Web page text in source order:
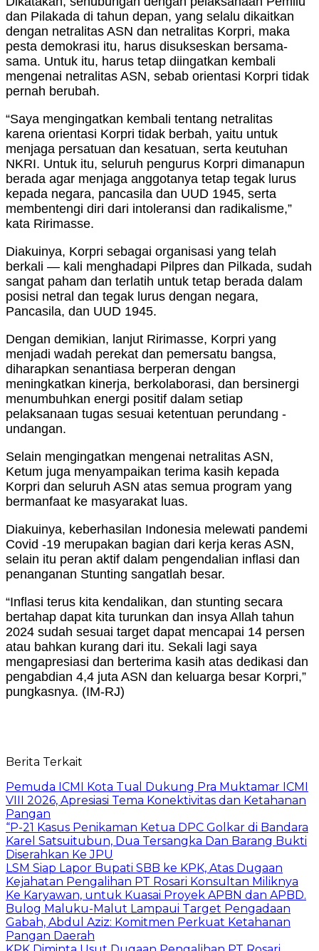
dan Pilakada di tahun depan, yang selalu dikaitkan
dengan netralitas ASN dan netralitas Korpri, maka
pesta demokrasi itu, harus disukseskan bersama-
sama. Untuk itu, harus tetap diingatkan kembali
mengenai netralitas ASN, sebab orientasi Korpri tidak
pernah berubah.
“Saya mengingatkan kembali tentang netralitas
karena orientasi Korpri tidak berbah, yaitu untuk
menjaga persatuan dan kesatuan, serta keutuhan
NKRI. Untuk itu, seluruh pengurus Korpri dimanapun
berada agar menjaga anggotanya tetap tegak lurus
kepada negara, pancasila dan UUD 1945, serta
membentengi diri dari intoleransi dan radikalisme,”
kata Ririmasse.
Diakuinya, Korpri sebagai organisasi yang telah
berkali — kali menghadapi Pilpres dan Pilkada, sudah
sangat paham dan terlatih untuk tetap berada dalam
posisi netral dan tegak lurus dengan negara,
Pancasila, dan UUD 1945.
Dengan demikian, lanjut Ririmasse, Korpri yang
menjadi wadah perekat dan pemersatu bangsa,
diharapkan senantiasa berperan dengan
meningkatkan kinerja, berkolaborasi, dan bersinergi
menumbuhkan energi positif dalam setiap
pelaksanaan tugas sesuai ketentuan perundang -
undangan.
Selain mengingatkan mengenai netralitas ASN,
Ketum juga menyampaikan terima kasih kepada
Korpri dan seluruh ASN atas semua program yang
bermanfaat ke masyarakat luas.
Diakuinya, keberhasilan Indonesia melewati pandemi
Covid -19 merupakan bagian dari kerja keras ASN,
selain itu peran aktif dalam pengendalian inflasi dan
penanganan Stunting sangatlah besar.
“Inflasi terus kita kendalikan, dan stunting secara
bertahap dapat kita turunkan dan insya Allah tahun
2024 sudah sesuai target dapat mencapai 14 persen
atau bahkan kurang dari itu. Sekali lagi saya
mengapresiasi dan berterima kasih atas dedikasi dan
pengabdian 4,4 juta ASN dan keluarga besar Korpri,”
pungkasnya. (IM-RJ)
Berita Terkait
Pemuda ICMI Kota Tual Dukung Pra Muktamar ICMI
VIII 2026, Apresiasi Tema Konektivitas dan Ketahanan
Pangan
“P-21 Kasus Penikaman Ketua DPC Golkar di Bandara
Karel Satsuitubun, Dua Tersangka Dan Barang Bukti
Diserahkan Ke JPU
LSM Siap Lapor Bupati SBB ke KPK, Atas Dugaan
Kejahatan Pengalihan PT Rosari Konsultan Miliknya
Ke Karyawan, untuk Kuasai Proyek APBN dan APBD.
Bulog Maluku-Malut Lampaui Target Pengadaan
Gabah, Abdul Aziz: Komitmen Perkuat Ketahanan
Pangan Daerah